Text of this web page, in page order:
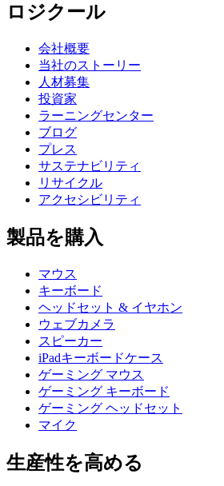
ロジクール
会社概要
当社のストーリー
人材募集
投資家
ラーニングセンター
ブログ
プレス
サステナビリティ
リサイクル
アクセシビリティ
製品を購入
マウス
キーボード
ヘッドセット & イヤホン
ウェブカメラ
スピーカー
iPadキーボードケース
ゲーミング マウス
ゲーミング キーボード
ゲーミング ヘッドセット
マイク
生産性を高める